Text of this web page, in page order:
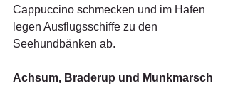
Cappuccino schmecken und im Hafen
legen Ausflugsschiffe zu den
Seehundbänken ab.
Achsum, Braderup und Munkmarsch